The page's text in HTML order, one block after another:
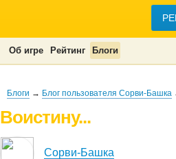
Об игре Рейтинг Блоги
Блоги → Блог пользователя Сорви-Башка
Воистину...
Сорви-Башка